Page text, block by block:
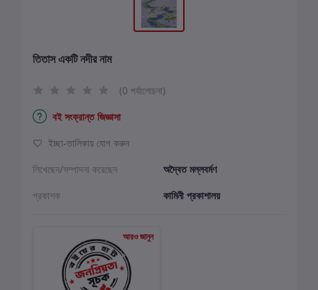
তিতাস একটি নদীর নাম
(0 পর্যালোচনা)
বই সংক্রান্ত জিজ্ঞাসা
ইচ্ছা-তালিকায় যোগ করুন
লিখেছেন/সম্পাদনা করেছেন
অদ্বৈত মল্লবর্মণ
প্রকাশক
কামিনী প্রকাশালয়
আরও জানুন